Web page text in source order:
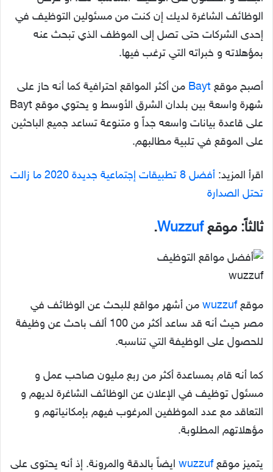
الوظائف الشاغرة لديك إن كنت من مسئولين التوظيف في
إحدى الشركات حتى تصل إلى الموظف الذي تبحث عنه
بمؤهلاته و خبراته التي ترغب فيها.
أصبح موقع Bayt من أكثر المواقع احترافية كما أنه حاز على
شهرة واسعة بين بلدان الشرق الأوسط و يحتوي موقع Bayt
على قاعدة بيانات واسعه جداً و متنوعة تساعد جميع الباحثين
على الموقع في تلبية مطالبهم.
اقرأ المزيد:
أفضل 8 تطبيقات إجتماعية جديدة 2020 ما زالت
تحتل الصدارة
ثالثاً: موقعWuzzuf
.
wuzzuf
موقعwuzzuf من أشهر مواقع للبحث عن الوظائف في
مصر حيث أنه قد ساعد أكثر من 100 ألف باحث عن وظيفة
للحصول على الوظيفة التي تناسبه.
كما أنه قام بمساعدة أكثر من ربع مليون صاحب عمل و
مسئول توظيف في الإعلان عن الوظائف الشاغرة لديهم و
التعاقد مع عدد الموظفين المرغوب فيهم بإمكانياتهم و
مؤهلاتهم المطلوبة.
يتميز موقعwuzzuf ايضاً بالدقة والمرونة. إذ أنه يحتوى على